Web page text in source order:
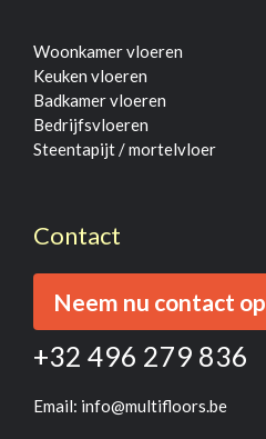
Woonkamer vloeren
Keuken vloeren
Badkamer vloeren
Bedrijfsvloeren
Steentapijt / mortelvloer
Contact
Neem nu contact op
+32 496 279 836
Email: info@multifloors.be